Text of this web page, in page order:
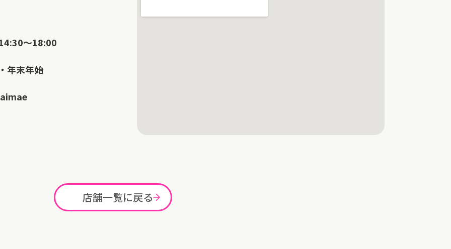
～18:00
年末年始
店舗一覧に戻る